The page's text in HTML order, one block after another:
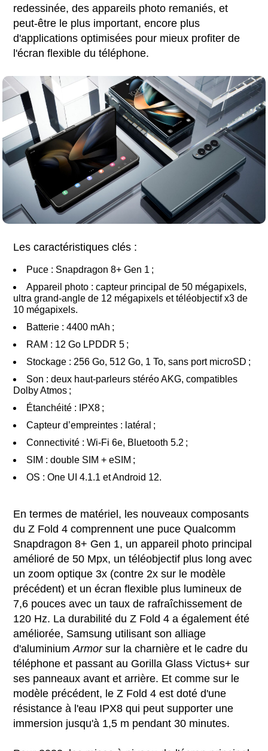
redessinée, des appareils photo remaniés, et
peut-être le plus important, encore plus
d'applications optimisées pour mieux profiter de
l'écran flexible du téléphone.
Les caractéristiques clés :
Puce : Snapdragon 8+ Gen 1 ;
Appareil photo : capteur principal de 50 mégapixels,
ultra grand-angle de 12 mégapixels et téléobjectif x3 de
10 mégapixels.
Batterie : 4400 mAh ;
RAM : 12 Go LPDDR 5 ;
Stockage : 256 Go, 512 Go, 1 To, sans port microSD ;
Son : deux haut-parleurs stéréo AKG, compatibles
Dolby Atmos ;
Étanchéité : IPX8 ;
Capteur d’empreintes : latéral ;
Connectivité : Wi-Fi 6e, Bluetooth 5.2 ;
SIM : double SIM + eSIM ;
OS : One UI 4.1.1 et Android 12.
En termes de matériel, les nouveaux composants
du Z Fold 4 comprennent une puce Qualcomm
Snapdragon 8+ Gen 1, un appareil photo principal
amélioré de 50 Mpx, un téléobjectif plus long avec
un zoom optique 3x (contre 2x sur le modèle
précédent) et un écran flexible plus lumineux de
7,6 pouces avec un taux de rafraîchissement de
120 Hz. La durabilité du Z Fold 4 a également été
améliorée, Samsung utilisant son alliage
d'aluminiumArmorsur la charnière et le cadre du
téléphone et passant au Gorilla Glass Victus+ sur
ses panneaux avant et arrière. Et comme sur le
modèle précédent, le Z Fold 4 est doté d'une
résistance à l'eau IPX8 qui peut supporter une
immersion jusqu'à 1,5 m pendant 30 minutes.